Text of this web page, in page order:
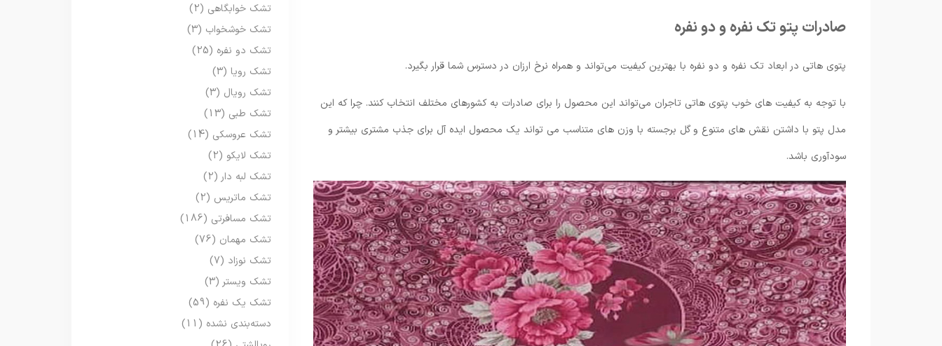
صادرات پتو تک نفره و دو نفره
پتوی هاتی در ابعاد تک نفره و دو نفره با بهترین کیفیت می‌تواند و همراه نرخ ارزان در دسترس شما قرار بگیرد.
با توجه به کیفیت های خوب پتوی هاتی تاجران می‌تواند این محصول را برای صادرات به کشورهای مختلف انتخاب کنند. چرا که این
مدل پتو با داشتن نقش های متنوع و گل برجسته با وزن های متناسب می تواند یک محصول ایده آل برای جذب مشتری بیشتر و
سودآوری باشد.
تشک خوابگاهی (2)
تشک خوشخواب (3)
تشک دو نفره (25)
تشک رویا (3)
تشک رویال (3)
تشک طبی (13)
تشک عروسکی (14)
تشک لایکو (2)
تشک لبه دار (2)
تشک ماتریس (2)
تشک مسافرتی (186)
تشک مهمان (76)
تشک نوزاد (7)
تشک ویستر (3)
تشک یک نفره (59)
دسته‌بندی نشده (11)